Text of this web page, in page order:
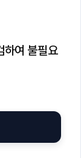
하여 불필요